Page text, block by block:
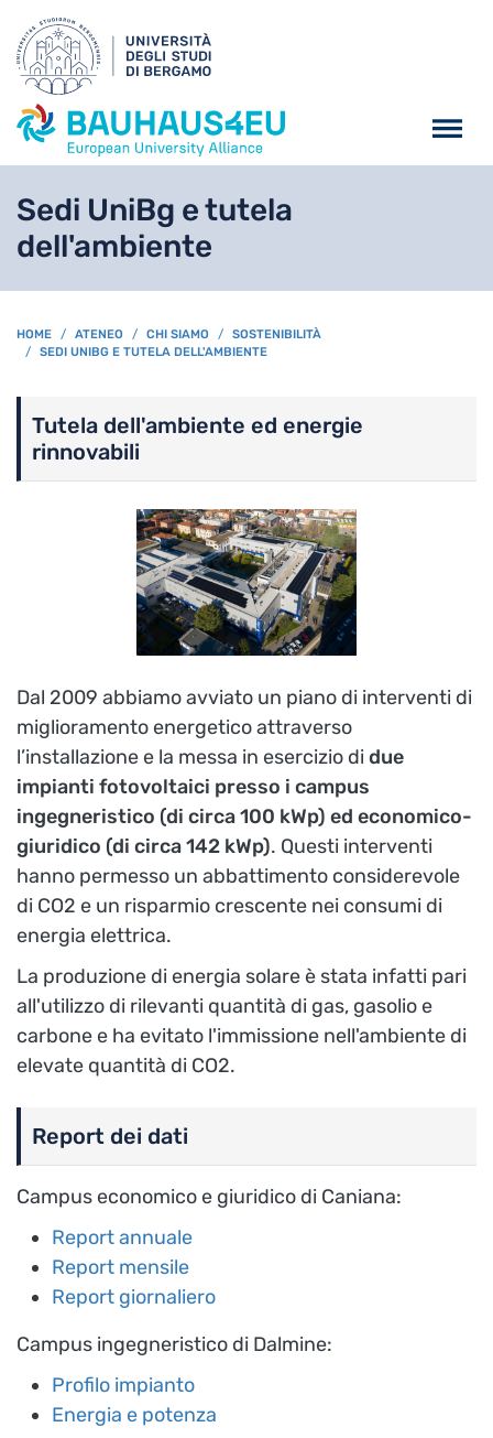
Sedi UniBg e tutela
dell'ambiente
BREADCRUMB
HOME ATENEO CHI SIAMO
SOSTENIBILITÀ
SEDI UNIBG E TUTELA DELL'AMBIENTE
Tutela dell'ambiente ed energie
rinnovabili
Dal 2009 abbiamo avviato un piano di interventi di
miglioramento energetico attraverso
l’installazione e la messa in esercizio di due
impianti fotovoltaici presso i campus
ingegneristico (di circa 100 kWp) ed economico-
giuridico (di circa 142 kWp). Questi interventi
hanno permesso un abbattimento considerevole
di CO2 e un risparmio crescente nei consumi di
energia elettrica.
La produzione di energia solare è stata infatti pari
all'utilizzo di rilevanti quantità di gas, gasolio e
carbone e ha evitato l'immissione nell'ambiente di
elevate quantità di CO2.
Report dei dati
Campus economico e giuridico di Caniana:
Report annuale
Report mensile
Report giornaliero
Campus ingegneristico di Dalmine:
Profilo impianto
Energia e potenza